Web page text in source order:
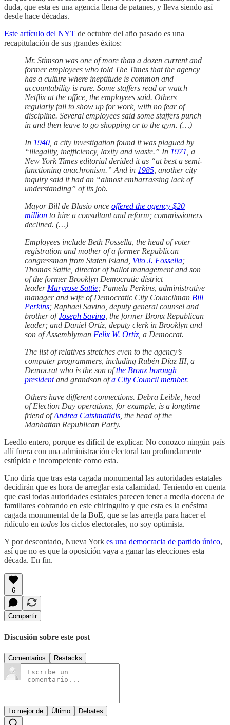
duda, que esta es una agencia llena de patanes, y lleva siendo así
desde hace décadas.
Este artículo del NYT de octubre del año pasado es una
recapitulación de sus grandes éxitos:
Mr. Stimson was one of more than a dozen current and
former employees who told The Times that the agency
has a culture where ineptitude is common and
accountability is rare. Some staffers read or watch
Netflix at the office, the employees said. Others
regularly fail to show up for work, with no fear of
discipline. Several employees said some staffers punch
in and then leave to go shopping or to the gym. (…)
In 1940 , a city investigation found it was plagued by
“illegality, inefficiency, laxity and waste.” In 1971 , a
New York Times editorial derided it as “at best a semi‐
functioning anachronism.” And in 1985 , another city
inquiry said it had an “almost embarrassing lack of
understanding” of its job.
Mayor Bill de Blasio once offered the agency $20
million to hire a consultant and reform; commissioners
declined. (…)
Employees include Beth Fossella, the head of voter
registration and mother of a former Republican
congressman from Staten Island, Vito J. Fossella;
Thomas Sattie, director of ballot management and son
of the former Brooklyn Democratic district
leader Maryrose Sattie; Pamela Perkins, administrative
manager and wife of Democratic City Councilman Bill
Perkins; Raphael Savino, deputy general counsel and
brother ofJoseph Savino , the former Bronx Republican
leader; and Daniel Ortiz, deputy clerk in Brooklyn and
son of Assemblyman Felix W. Ortiz , a Democrat.
The list of relatives stretches even to the agency’s
computer programmers, including Rubén Díaz III, a
Democrat who is the son ofthe Bronx borough
presidentand grandson ofa City Council member.
Others have different connections. Debra Leible, head
of Election Day operations, for example, is a longtime
friend ofAndrea Catsimatidis , the head of the
Manhattan Republican Party.
Leedlo entero, porque es difícil de explicar. No conozco ningún país
allí fuera con una administración electoral tan profundamente
estúpida e incompetente como esta.
Uno diría que tras esta cagada monumental las autoridades estatales
decidirán que es hora de arreglar esta calamidad. Teniendo en cuenta
que casi todas autoridades estatales parecen tener a media docena de
familiares cobrando en este chiringuito y que esta es la enésima
cagada monumental de la BoE, que se las arregla para hacer el
ridículo en todos los ciclos electorales, no soy optimista.
Y por descontado, Nueva York es una democracia de partido único,
así que no es que la oposición vaya a ganar las elecciones esta
década. En fin.
6
Compartir
Discusión sobre este post
Comentarios Restacks
Lo mejor de Último Debates